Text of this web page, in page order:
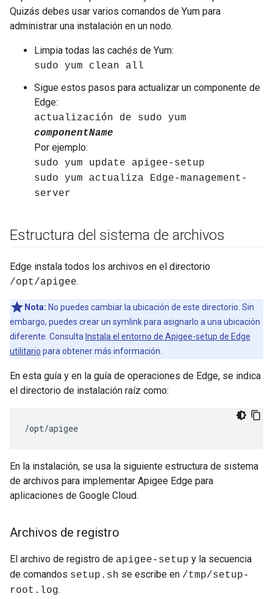
Quizás debes usar varios comandos de Yum para
administrar una instalación en un nodo.
Limpia todas las cachés de Yum:
sudo yum clean all
Sigue estos pasos para actualizar un componente de
Edge:
actualización de sudo yum
componentName
Por ejemplo:
sudo yum update apigee-setup
sudo yum actualiza Edge-management-
server
Estructura del sistema de archivos
Edge instala todos los archivos en el directorio
/opt/apigee.
Nota: No puedes cambiar la ubicación de este directorio. Sin
embargo, puedes crear un symlink para asignarlo a una ubicación
diferente. Consulta Instala el entorno de Apigee-setup de Edge
utilitario para obtener más información.
En esta guía y en la guía de operaciones de Edge, se indica
el directorio de instalación raíz como:
/opt/apigee
En la instalación, se usa la siguiente estructura de sistema
de archivos para implementar Apigee Edge para
aplicaciones de Google Cloud.
Archivos de registro
El archivo de registro de apigee-setup y la secuencia
de comandos setup.sh se escribe en /tmp/setup-
root.log.